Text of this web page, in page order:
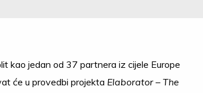
kao jedan od 37 partnera iz cijele Europe
će u provedbi projekta Elaborator – The